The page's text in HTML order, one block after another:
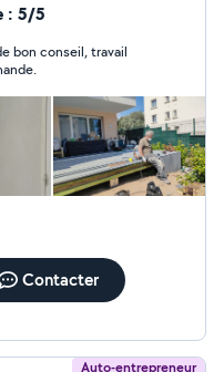
: 5/5
bon conseil, travail
Contacter
Auto-entrepreneur